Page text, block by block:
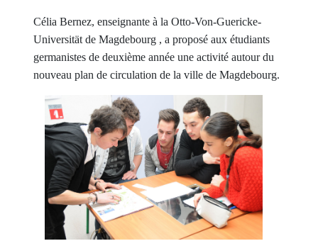
Célia Bernez, enseignante à la Otto-Von-Guericke-
Universität de Magdebourg , a proposé aux étudiants
germanistes de deuxième année une activité autour du
nouveau plan de circulation de la ville de Magdebourg.